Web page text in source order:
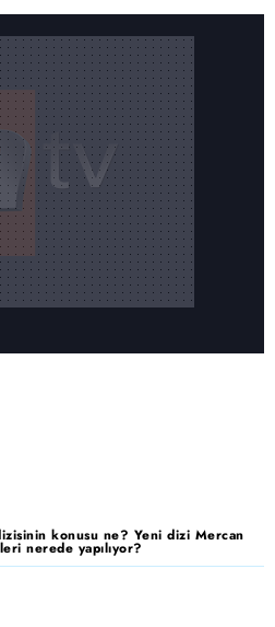
konusu ne? Yeni dizi Mercan
nerede yapılıyor?